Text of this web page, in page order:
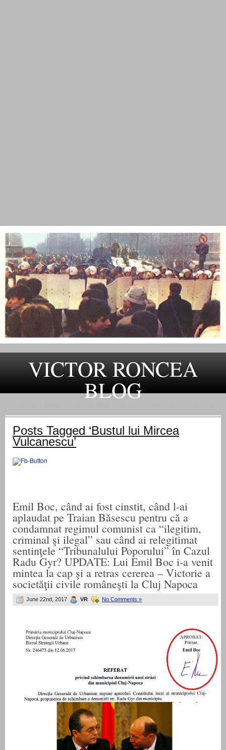
VICTOR RONCEA
BLOG
Posts Tagged ‘Bustul lui Mircea
Vulcanescu’
Emil Boc, când ai fost cinstit, când l-ai
aplaudat pe Traian Băsescu pentru că a
condamnat regimul comunist ca “ilegitim,
criminal şi ilegal” sau când ai relegitimat
sentinţele “Tribunalului Poporului” în Cazul
Radu Gyr? UPDATE: Lui Emil Boc i-a venit
mintea la cap şi a retras cererea – Victorie a
societăţii civile româneşti la Cluj Napoca
June 22nd, 2017 VR No Comments »